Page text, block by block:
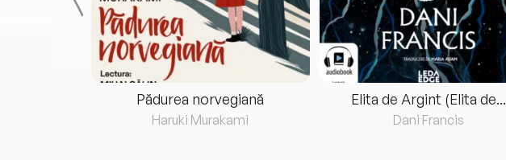
Pădurea norvegiană
Haruki Murakami
Elita de Argint (Elita de...
Dani Francis